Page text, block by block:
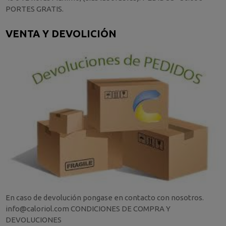
PORTES GRATIS.
VENTA Y DEVOLICIÓN
En caso de devolución pongase en contacto con nosotros.
info@caloriol.com CONDICIONES DE COMPRA Y
DEVOLUCIONES